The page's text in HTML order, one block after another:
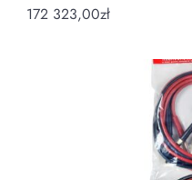
172 323,00zł